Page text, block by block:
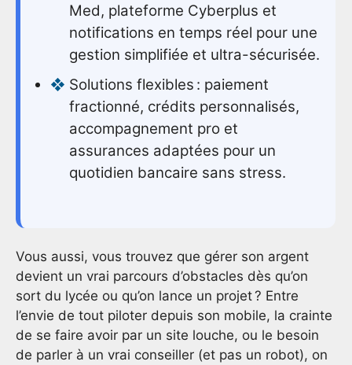
Med, plateforme Cyberplus et
notifications en temps réel pour une
gestion simplifiée et ultra-sécurisée.
Solutions flexibles : paiement
fractionné, crédits personnalisés,
accompagnement pro et
assurances adaptées pour un
quotidien bancaire sans stress.
Vous aussi, vous trouvez que gérer son argent
devient un vrai parcours d’obstacles dès qu’on
sort du lycée ou qu’on lance un projet ? Entre
l’envie de tout piloter depuis son mobile, la crainte
de se faire avoir par un site louche, ou le besoin
de parler à un vrai conseiller (et pas un robot), on